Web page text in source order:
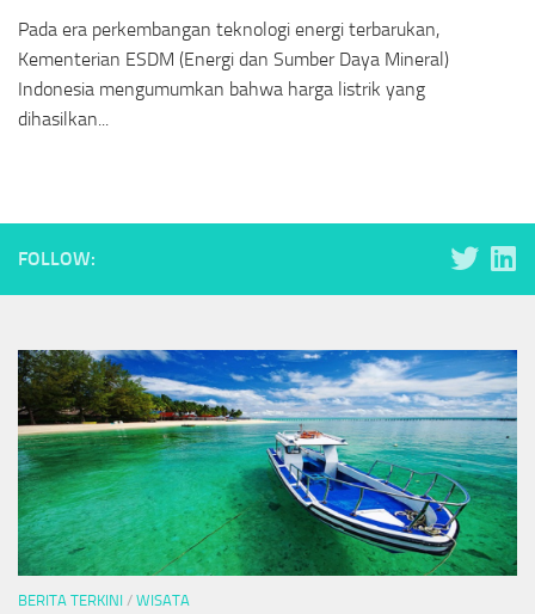
Pada era perkembangan teknologi energi terbarukan,
Kementerian ESDM (Energi dan Sumber Daya Mineral)
Indonesia mengumumkan bahwa harga listrik yang
dihasilkan...
FOLLOW:
BERITA TERKINI / WISATA